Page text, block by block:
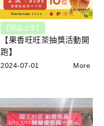
【新品上市】
【果香旺旺茶抽獎活動開
跑】
2024-07-01 More